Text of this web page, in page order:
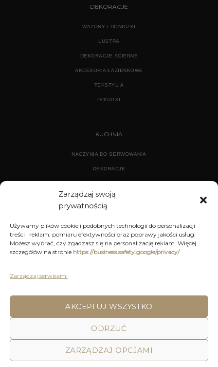
Zarządzaj swoją
prywatnością
Używamy plików cookie i podobnych technologii do personalizacji
treści i reklam, pomiaru efektywności oraz poprawy jakości usług.
Możesz wybrać, czy zgadzasz się na personalizację reklam. Więcej
szczegółów na stronie https://business.safety.google/privacy/
Zarządzaj serwisami
AKCEPTUJ WSZYSTKO
ODRZUĆ
ZARZĄDZAJ OPCJAMI
DEKORACJE
WAZONY I DONICZKI
LUSTRA
DEKORACJE ŚCIENNE
AKCESORIA ŁAZIENKOWE
TEKSTYLIA
DODATKI
KUCHNIA
NACZYNIA DO SERWOWANIA
DEKORACJE
DEKORACJE
KUCHNIA
POLITYKA PRYWATNOŚCI
REGULAMIN SKLEPU ON-LINE
DECOR AND YOU
Decor & You | Home Decorations | Home Accessories |